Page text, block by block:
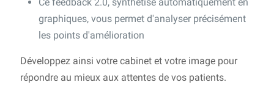
graphiques, vous permet d'analyser précisément
les points d'amélioration
Développez ainsi votre cabinet et votre image pour
répondre au mieux aux attentes de vos patients.